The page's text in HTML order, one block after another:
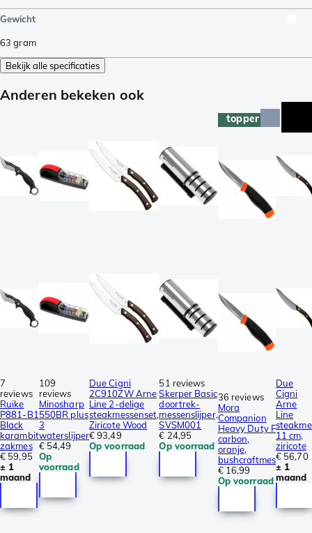
Gewicht
63 gram
Bekijk alle specificaties
Anderen bekeken ook
7
reviews
Ruike
P881-B1
Black
karambit
zakmes
€ 59,95
± 1
maand
109
reviews
Minosharp
550BR plus
3
waterslijper
€ 54,49
Op
voorraad
Due Cigni
2C910ZW Arne
Line 2-delige
steakmessenset,
Ziricote Wood
€ 93,49
Op voorraad
51 reviews
Skerper Basic
doortrek-
messenslijper,
SVSM001
€ 24,95
Op voorraad
topper
36 reviews
Mora
Companion
Heavy Duty F
carbon,
oranje,
bushcraftmes
€ 16,99
Op voorraad
Due
Cigni
Arne
Line
11 cm,
ziricote
€ 56,70
± 1
maand